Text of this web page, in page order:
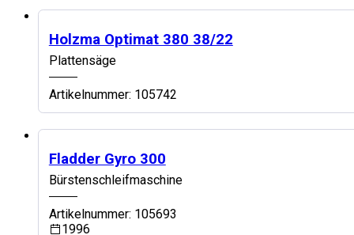
Holzma Optimat 380 38/22
Top Maschine
Plattensäge
Artikelnummer: 105742
Fladder Gyro 300
Top Maschine
Bürstenschleifmaschine
Artikelnummer: 105693
1996